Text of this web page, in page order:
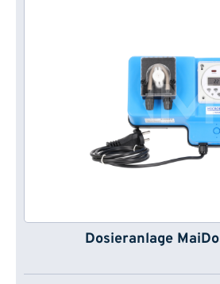
Dosieranlage